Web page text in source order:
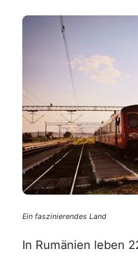
Ein faszinierendes Land
In Rumänien leben